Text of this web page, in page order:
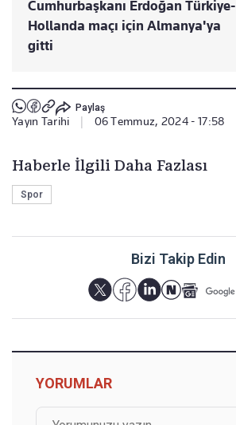
Cumhurbaşkanı Erdoğan Türkiye-
Hollanda maçı için Almanya'ya
gitti
Paylaş
Yayın Tarihi 06 Temmuz, 2024 - 17:58
Haberle İlgili Daha Fazlası
Spor
Bizi Takip Edin
YORUMLAR